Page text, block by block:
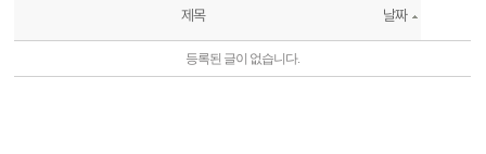
제목 날짜
등록된 글이 없습니다.